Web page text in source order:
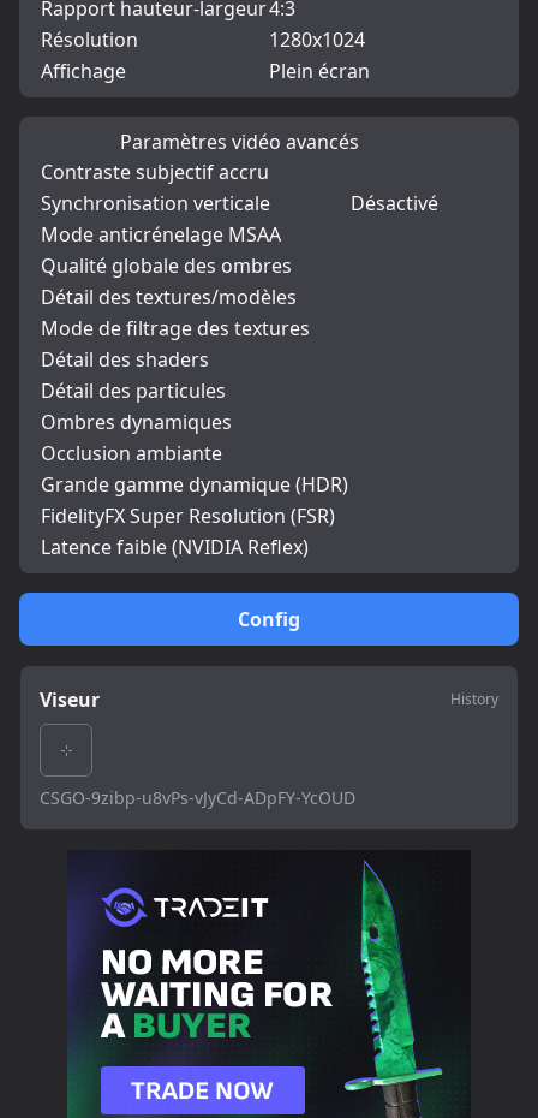
Config
Viseur History
CSGO-9zibp-u8vPs-vJyCd-ADpFY-YcOUD
Rapport hauteur-largeur4:3
Résolution
1280x1024
Affichage
Plein écran
Paramètres vidéo avancés
Contraste subjectif accru
Synchronisation verticale
Désactivé
Mode anticrénelage MSAA
Qualité globale des ombres
Détail des textures/modèles
Mode de filtrage des textures
Détail des shaders
Détail des particules
Ombres dynamiques
Occlusion ambiante
Grande gamme dynamique (HDR)
FidelityFX Super Resolution (FSR)
Latence faible (NVIDIA Reflex)